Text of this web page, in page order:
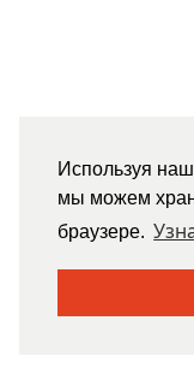
Используя
мы можем
браузере.